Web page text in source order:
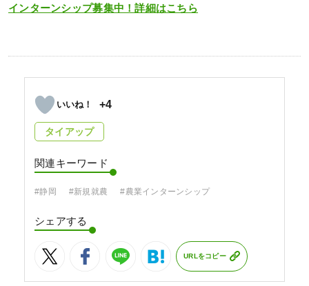
インターンシップ募集中！詳細はこちら
+4
タイアップ
関連キーワード
#静岡 #新規就農 #農業インターンシップ
シェアする
URLをコピー